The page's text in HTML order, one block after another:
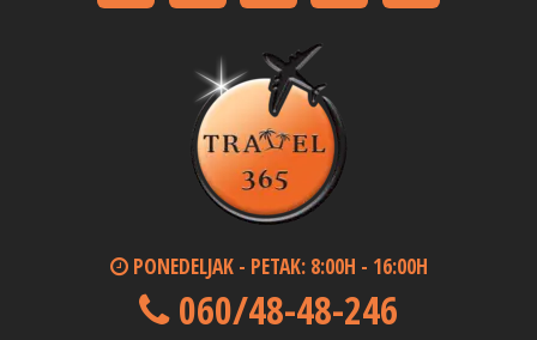
PONEDELJAK - PETAK: 8:00H - 16:00H
060/48-48-246